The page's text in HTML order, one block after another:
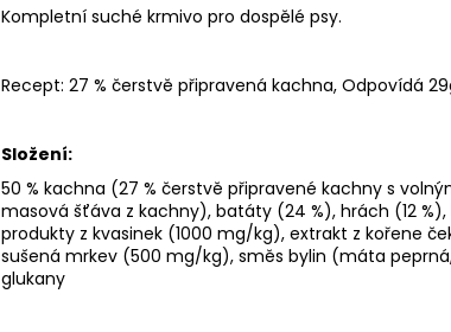
Kompletní suché krmivo pro dospělé psy.
Recept: 27 % čerstvě připravená kachna, Odpovídá
Složení:
50 % kachna (27 % čerstvě připravené kachny s
masová šťáva z kachny), batáty (24 %), hrách (12
produkty z kvasinek (1000 mg/kg), extrakt z kořene
sušená mrkev (500 mg/kg), směs bylin (máta
glukany